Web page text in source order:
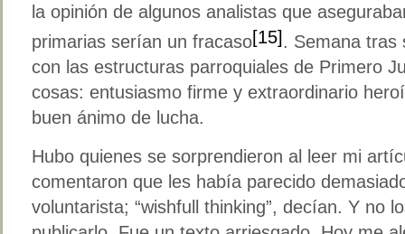
la opinión de algunos analistas que
primarias serían un fracaso[15]. Semana tras
con las estructuras parroquiales de Primero
cosas: entusiasmo firme y extraordinario
buen ánimo de lucha.
Hubo quienes se sorprendieron al leer mi
comentaron que les había parecido
voluntarista; “wishfull thinking”, decían. Y no